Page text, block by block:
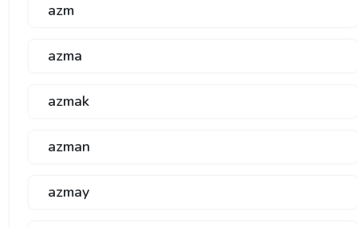
azm
azma
azmak
azman
azmay